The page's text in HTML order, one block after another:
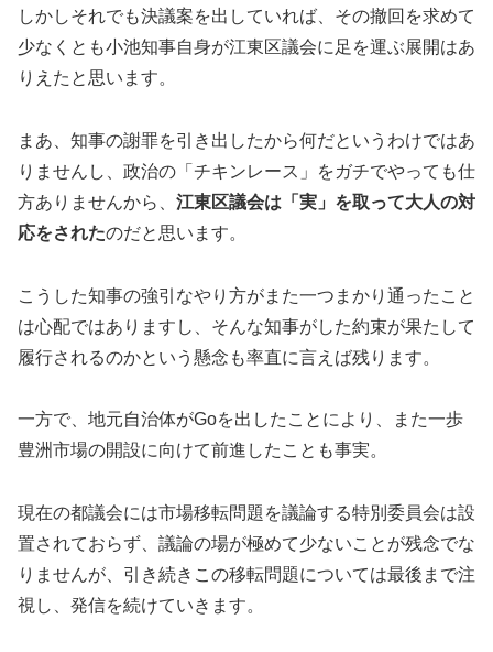
しかしそれでも決議案を出していれば、その撤回を求めて
少なくとも小池知事自身が江東区議会に足を運ぶ展開はあ
りえたと思います。
まあ、知事の謝罪を引き出したから何だというわけではあ
りませんし、政治の「チキンレース」をガチでやっても仕
方ありませんから、 江東区議会は「実」を取って大人の対
応をされたのだと思います。
こうした知事の強引なやり方がまた一つまかり通ったこと
は心配ではありますし、そんな知事がした約束が果たして
履行されるのかという懸念も率直に言えば残ります。
一方で、地元自治体がGoを出したことにより、また一歩
豊洲市場の開設に向けて前進したことも事実。
現在の都議会には市場移転問題を議論する特別委員会は設
置されておらず、議論の場が極めて少ないことが残念でな
りませんが、引き続きこの移転問題については最後まで注
視し、発信を続けていきます。